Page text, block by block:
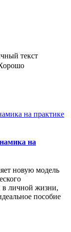
текст
на
новую модель
в личной жизни,
пособие